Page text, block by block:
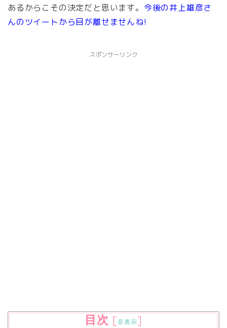
あるからこその決定だと思います。 今後の井上雄彦さ
んのツイートから目が離せませんね!
スポンサーリンク
目次 [非表示]